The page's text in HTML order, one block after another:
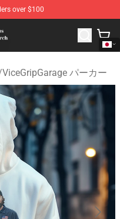
over $100
ViceGripGarage
ViceGripGarage パーカー